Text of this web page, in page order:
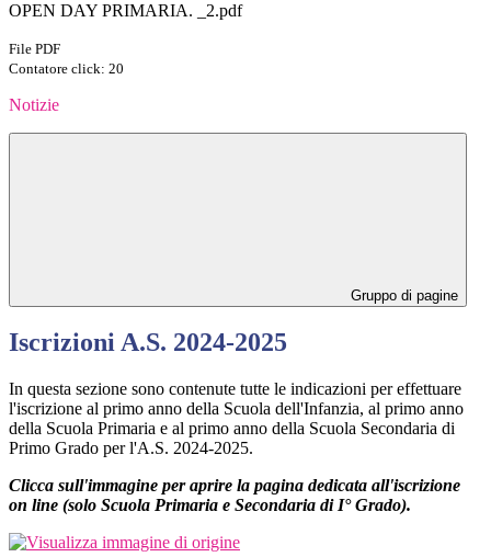
OPEN DAY PRIMARIA. _2.pdf
File PDF
Contatore click: 20
Notizie
Gruppo di pagine
Iscrizioni A.S. 2024-2025
In questa sezione sono contenute tutte le indicazioni per effettuare
l'iscrizione al primo anno della Scuola dell'Infanzia, al primo anno
della Scuola Primaria e al primo anno della Scuola Secondaria di
Primo Grado per l'A.S. 2024-2025.
Clicca sull'immagine per aprire la pagina dedicata all'iscrizione
on line (solo Scuola Primaria e Secondaria di I° Grado).